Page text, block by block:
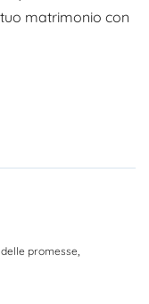
matrimonio con
promesse,